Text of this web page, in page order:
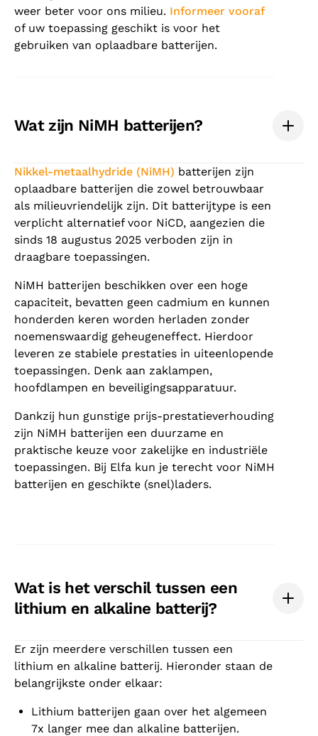
weer beter voor ons milieu. Informeer vooraf
of uw toepassing geschikt is voor het
gebruiken van oplaadbare batterijen.
Wat zijn NiMH batterijen?
Nikkel-metaalhydride (NiMH) batterijen zijn
oplaadbare batterijen die zowel betrouwbaar
als milieuvriendelijk zijn. Dit batterijtype is een
verplicht alternatief voor NiCD, aangezien die
sinds 18 augustus 2025 verboden zijn in
draagbare toepassingen.
NiMH batterijen beschikken over een hoge
capaciteit, bevatten geen cadmium en kunnen
honderden keren worden herladen zonder
noemenswaardig geheugeneffect. Hierdoor
leveren ze stabiele prestaties in uiteenlopende
toepassingen. Denk aan zaklampen,
hoofdlampen en beveiligingsapparatuur.
Dankzij hun gunstige prijs-prestatieverhouding
zijn NiMH batterijen een duurzame en
praktische keuze voor zakelijke en industriële
toepassingen. Bij Elfa kun je terecht voor NiMH
batterijen en geschikte (snel)laders.
Wat is het verschil tussen een
lithium en alkaline batterij?
Er zijn meerdere verschillen tussen een
lithium en alkaline batterij. Hieronder staan de
belangrijkste onder elkaar:
Lithium batterijen gaan over het algemeen
7x langer mee dan alkaline batterijen.